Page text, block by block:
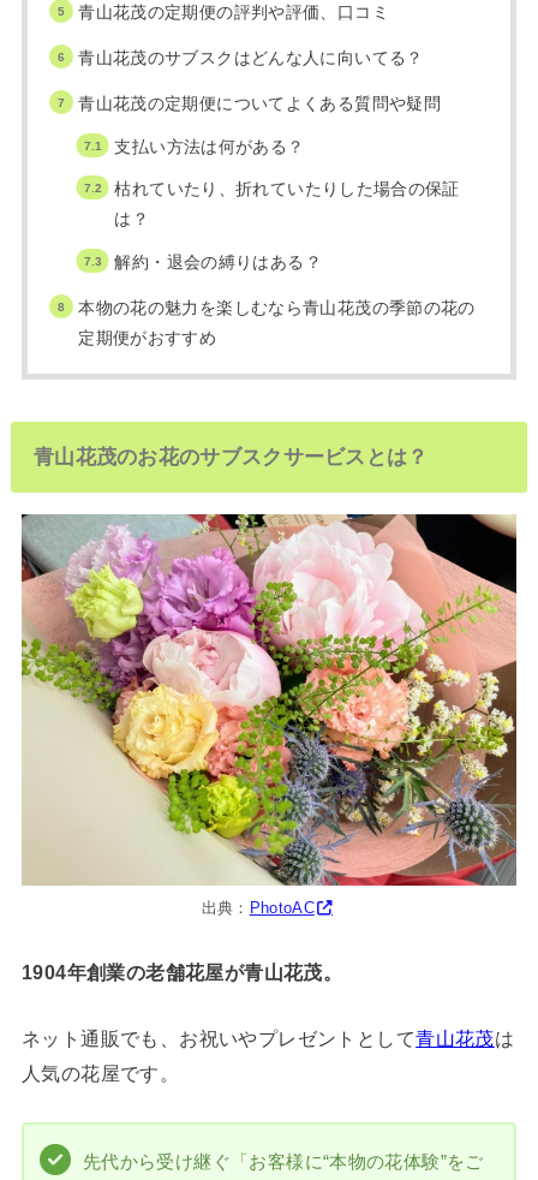
青山花茂の定期便の評判や評価、口コミ
青山花茂のサブスクはどんな人に向いてる？
青山花茂の定期便についてよくある質問や疑問
支払い方法は何がある？
枯れていたり、折れていたりした場合の保証
は？
解約・退会の縛りはある？
本物の花の魅力を楽しむなら青山花茂の季節の花の
定期便がおすすめ
青山花茂のお花のサブスクサービスとは？
出典： PhotoAC
1904年創業の老舗花屋が青山花茂。
ネット通販でも、お祝いやプレゼントとして青山花茂は
人気の花屋です。
先代から受け継ぐ「お客様に“本物の花体験”をご